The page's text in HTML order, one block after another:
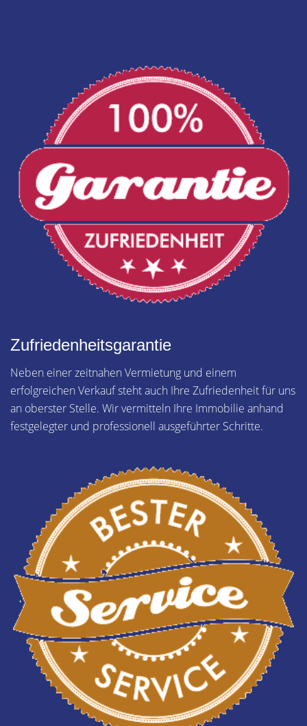
Zufriedenheitsgarantie
Neben einer zeitnahen Vermietung und einem
erfolgreichen Verkauf steht auch Ihre Zufriedenheit für uns
an oberster Stelle. Wir vermitteln Ihre Immobilie anhand
festgelegter und professionell ausgeführter Schritte.